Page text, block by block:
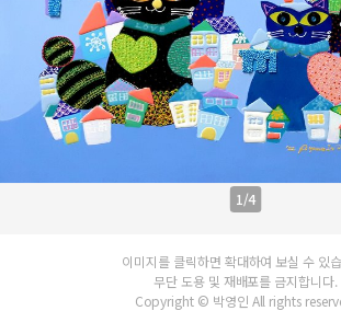
1/4
이미지를 클릭하면 확대하여 보실 수 있
무단 도용 및 재배포를 금지합니다.
Copyright © 박영인 All rights